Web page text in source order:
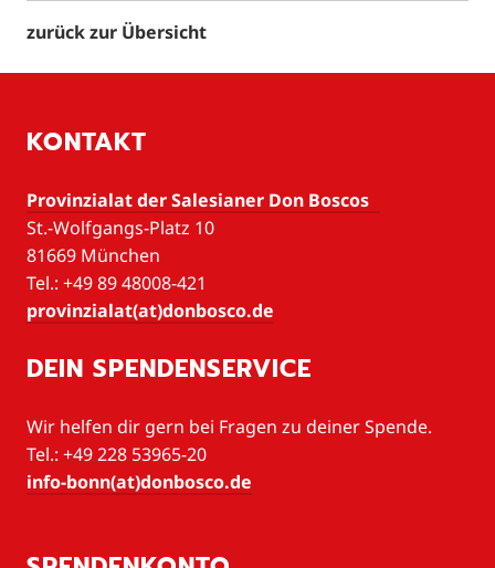
zurück zur Übersicht
KONTAKT
Provinzialat der Salesianer Don Boscos
St.-Wolfgangs-Platz 10
81669 München
Tel.: +49 89 48008-421
provinzialat(at)donbosco.de
DEIN SPENDENSERVICE
Wir helfen dir gern bei Fragen zu deiner Spende.
Tel.: +49 228 53965-20
info-bonn(at)donbosco.de